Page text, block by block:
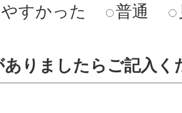
すかった
普通
ありましたらご記入く